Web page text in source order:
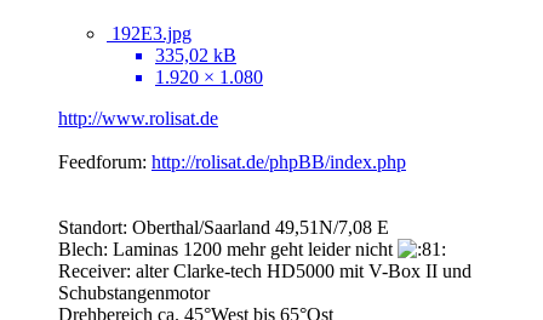
192E3.jpg
335,02 kB
1.920 × 1.080
http://www.rolisat.de
Feedforum: http://rolisat.de/phpBB/index.php
Standort: Oberthal/Saarland 49,51N/7,08 E
Blech: Laminas 1200 mehr geht leider nicht
Receiver: alter Clarke-tech HD5000 mit V-Box II und
Schubstangenmotor
Drehbereich ca. 45°West bis 65°Ost